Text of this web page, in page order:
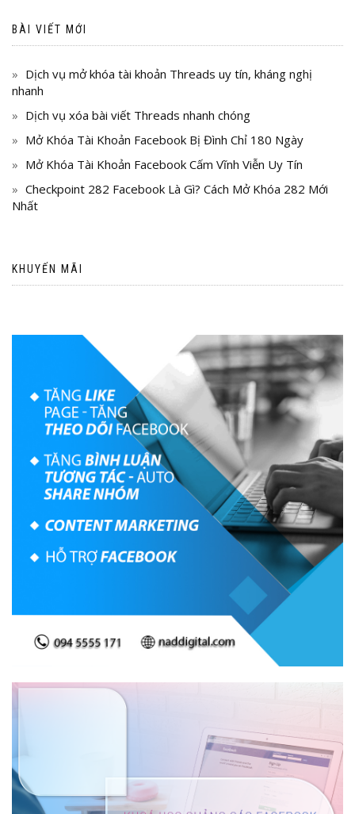
BÀI VIẾT MỚI
Dịch vụ mở khóa tài khoản Threads uy tín, kháng nghị
nhanh
Dịch vụ xóa bài viết Threads nhanh chóng
Mở Khóa Tài Khoản Facebook Bị Đình Chỉ 180 Ngày
Mở Khóa Tài Khoản Facebook Cấm Vĩnh Viễn Uy Tín
Checkpoint 282 Facebook Là Gì? Cách Mở Khóa 282 Mới
Nhất
KHUYẾN MÃI